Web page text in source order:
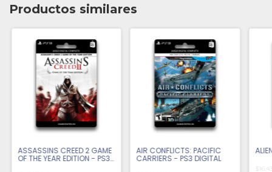
Productos similares
ASSASSINS CREED 2 GAME
OF THE YEAR EDITION - PS3
AIR CONFLICTS: PACIFIC
CARRIERS - PS3 DIGITAL